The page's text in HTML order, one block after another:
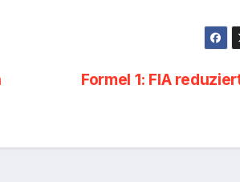
Formel 1: FIA